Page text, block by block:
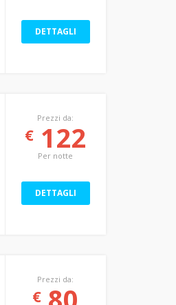
DETTAGLI
Prezzi da:
€ 122
Per notte
DETTAGLI
Prezzi da:
€